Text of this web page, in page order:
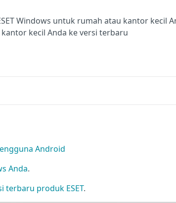
Windows untuk rumah atau kantor kecil
kecil Anda ke versi terbaru
Android
Anda.
terbaru produk ESET.